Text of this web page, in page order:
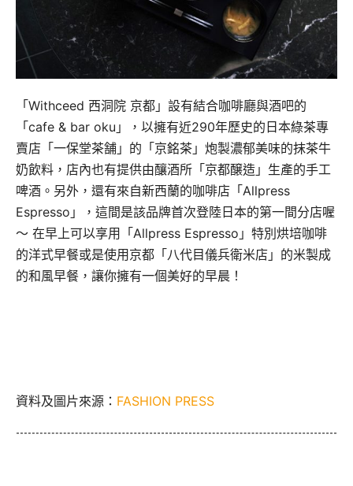
「Withceed 西洞院 京都」設有結合咖啡廳與酒吧的
「cafe & bar oku」，以擁有近290年歷史的日本綠茶專
賣店「一保堂茶舗」的「京銘茶」炮製濃郁美味的抹茶牛
奶飲料，店內也有提供由釀酒所「京都醸造」生產的手工
啤酒。另外，還有來自新西蘭的咖啡店「Allpress
Espresso」，這間是該品牌首次登陸日本的第一間分店喔
～ 在早上可以享用「Allpress Espresso」特別烘培咖啡
的洋式早餐或是使用京都「八代目儀兵衛米店」的米製成
的和風早餐，讓你擁有一個美好的早晨！
資料及圖片來源： FASHION PRESS